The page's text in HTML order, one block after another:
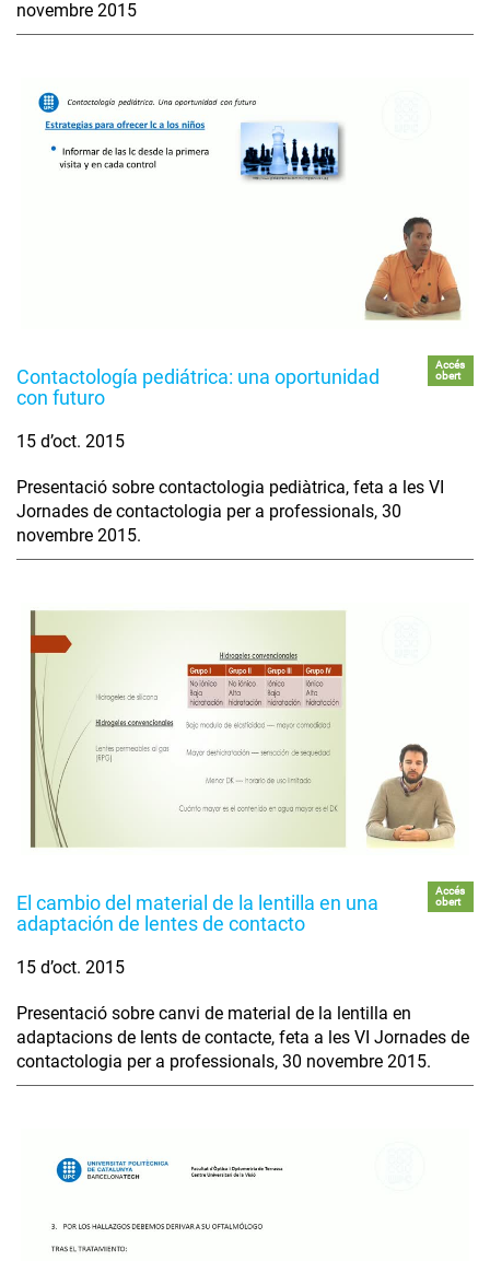
novembre 2015
Contactología pediátrica: una oportunidad
con futuro
Accés
obert
15 d’oct. 2015
Presentació sobre contactologia pediàtrica, feta a les VI
Jornades de contactologia per a professionals, 30
novembre 2015.
El cambio del material de la lentilla en una
adaptación de lentes de contacto
Accés
obert
15 d’oct. 2015
Presentació sobre canvi de material de la lentilla en
adaptacions de lents de contacte, feta a les VI Jornades de
contactologia per a professionals, 30 novembre 2015.